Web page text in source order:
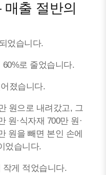
출 절반의
었습니다.
로 줄었습니다.
졌습니다.
원으로 내려갔고, 그
원·식자재 700만 원·
원을 빼면 본인 손에
었습니다.
작게 적었습니다.